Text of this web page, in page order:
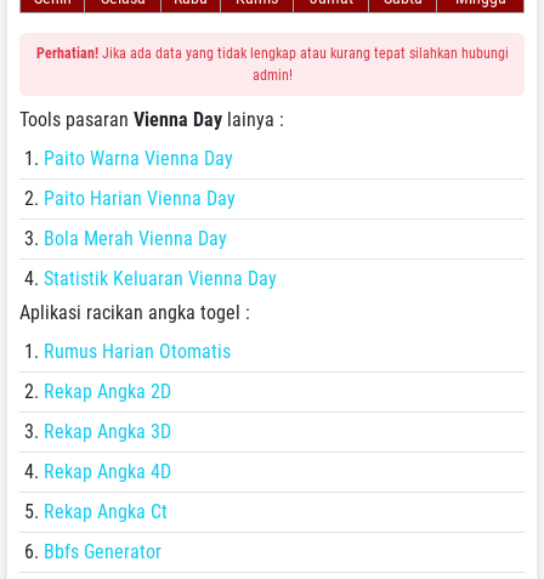
Perhatian!Jika ada data yang tidak lengkap atau kurang tepat silahkan hubungi
admin!
Tools pasaran Vienna Day lainya :
Paito Warna Vienna Day
Paito Harian Vienna Day
Bola Merah Vienna Day
Statistik Keluaran Vienna Day
Aplikasi racikan angka togel :
Rumus Harian Otomatis
Rekap Angka 2D
Rekap Angka 3D
Rekap Angka 4D
Rekap Angka Ct
Bbfs Generator